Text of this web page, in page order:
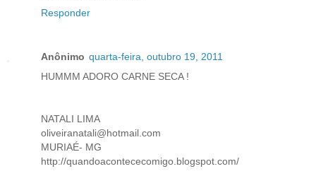
Responder
Anônimo quarta-feira, outubro 19, 2011
HUMMM ADORO CARNE SECA !
NATALI LIMA
oliveiranatali@hotmail.com
MURIAÉ- MG
http://quandoacontececomigo.blogspot.com/